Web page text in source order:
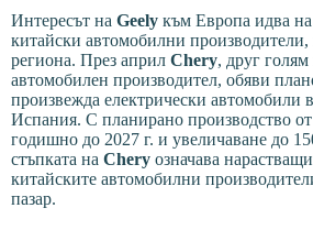
Интересът на Geely към Европа идва
китайски автомобилни производители,
региона. През април Chery, друг
автомобилен производител, обяви
произвежда електрически автомобили
Испания. С планирано производство
годишно до 2027 г. и увеличаване до
стъпката на Chery означава
китайските автомобилни
пазар.